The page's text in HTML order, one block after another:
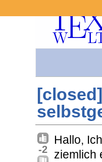
-2
Hallo,
ziemlich